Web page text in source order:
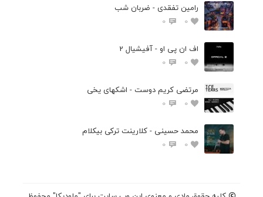
رامین تفقدی - ضربان شب
0
0
اف ان پی او - آفیشیال 2
0
0
مرتضی کریم دوست - اشکهای یخی
0
0
محمد حسینی - کلارینت ترکی بیکلام
0
0